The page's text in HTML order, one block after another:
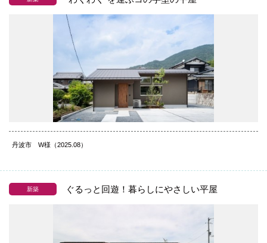
丹波市 W様（2025.08）
新築 ぐるっと回遊！暮らしにやさしい平屋